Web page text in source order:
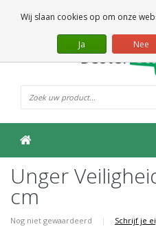
Unger
cm
Nog niet gewaardeerd | Schrijf je
Wij slaan cookies op om onze
Ja Nee